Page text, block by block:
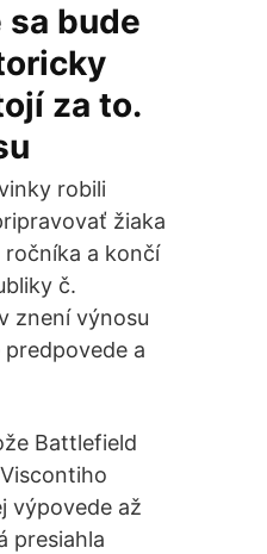
sa bude
za to.
robili
žiaka
a končí
č.
znení výnosu
a
Battlefield
výpovede až
presiahla